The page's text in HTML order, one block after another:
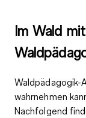
Im Wald
Waldpädagogik-
wahrnehmen
Nachfolgend